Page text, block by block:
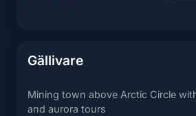
Gällivare
Mining town above Arctic Circle
and aurora tours